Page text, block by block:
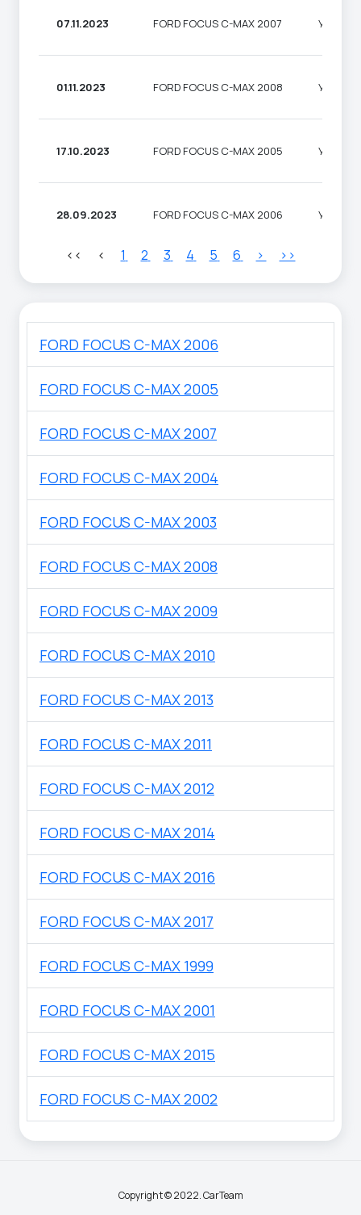
07.11.2023 FORD FOCUS C-MAX 2007
01.11.2023 FORD FOCUS C-MAX 2008
17.10.2023 FORD FOCUS C-MAX 2005
28.09.2023 FORD FOCUS C-MAX 2006
<< < 1 2 3 4 5 6 > >>
FORD FOCUS C-MAX 2006
FORD FOCUS C-MAX 2005
FORD FOCUS C-MAX 2007
FORD FOCUS C-MAX 2004
FORD FOCUS C-MAX 2003
FORD FOCUS C-MAX 2008
FORD FOCUS C-MAX 2009
FORD FOCUS C-MAX 2010
FORD FOCUS C-MAX 2013
FORD FOCUS C-MAX 2011
FORD FOCUS C-MAX 2012
FORD FOCUS C-MAX 2014
FORD FOCUS C-MAX 2016
FORD FOCUS C-MAX 2017
FORD FOCUS C-MAX 1999
FORD FOCUS C-MAX 2001
FORD FOCUS C-MAX 2015
FORD FOCUS C-MAX 2002
Copyright © 2022. CarTeam